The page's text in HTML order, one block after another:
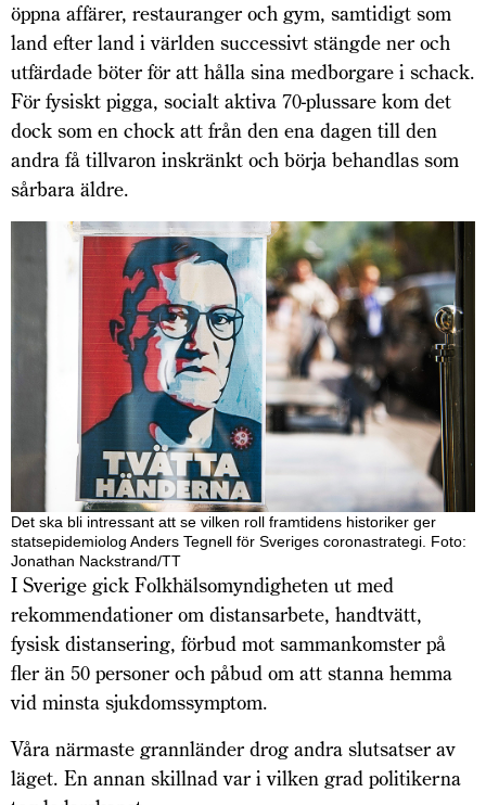
öppna affärer, restauranger och gym, samtidigt som
land efter land i världen successivt stängde ner och
utfärdade böter för att hålla sina medborgare i schack.
För fysiskt pigga, socialt aktiva 70-plussare kom det
dock som en chock att från den ena dagen till den
andra få tillvaron inskränkt och börja behandlas som
sårbara äldre.
Det ska bli intressant att se vilken roll framtidens historiker ger
statsepidemiolog Anders Tegnell för Sveriges coronastrategi. Foto:
Jonathan Nackstrand/TT
I Sverige gick Folkhälsomyndigheten ut med
rekommendationer om distansarbete, handtvätt,
fysisk distansering, förbud mot sammankomster på
fler än 50 personer och påbud om att stanna hemma
vid minsta sjukdomssymptom.
Våra närmaste grannländer drog andra slutsatser av
läget. En annan skillnad var i vilken grad politikerna